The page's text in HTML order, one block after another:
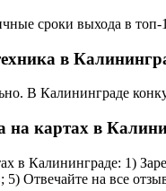
сроки выхода в
в
В Калининграде
на картах в
в Калининграде: 1)
Отвечайте на все